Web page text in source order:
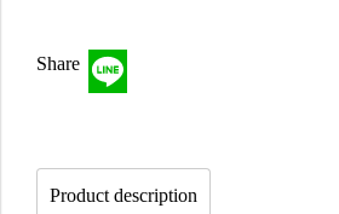
Share
Product description